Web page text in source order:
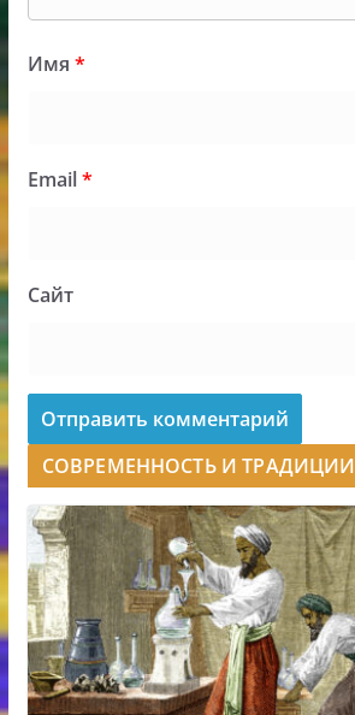
Имя *
Email*
Сайт
СОВРЕМЕННОСТЬ И ТРАДИЦИИ